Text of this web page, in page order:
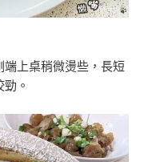
上桌稍微燙些，長短
。